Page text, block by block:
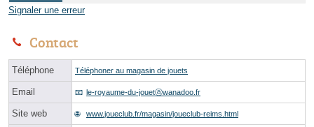
Signaler une erreur
Contact
Téléphone Téléphoner au magasin de jouets
Email le-royaume-du-jouetⓐwanadoo.fr
Site web www.joueclub.fr/magasin/joueclub-reims.html